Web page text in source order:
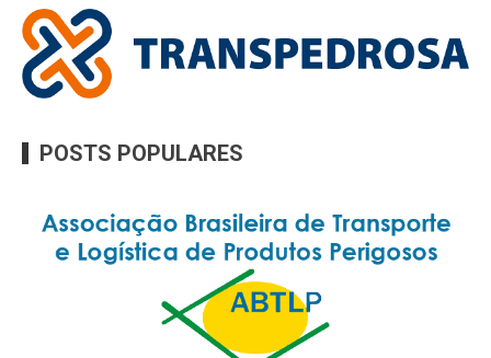
POSTS POPULARES